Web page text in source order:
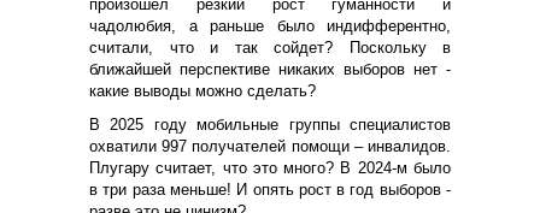
произошел резкий рост гуманности и
чадолюбия, а раньше было индифферентно,
считали, что и так сойдет? Поскольку в
ближайшей перспективе никаких выборов нет -
какие выводы можно сделать?
В 2025 году мобильные группы специалистов
охватили 997 получателей помощи – инвалидов.
Плугару считает, что это много? В 2024-м было
в три раза меньше! И опять рост в год выборов -